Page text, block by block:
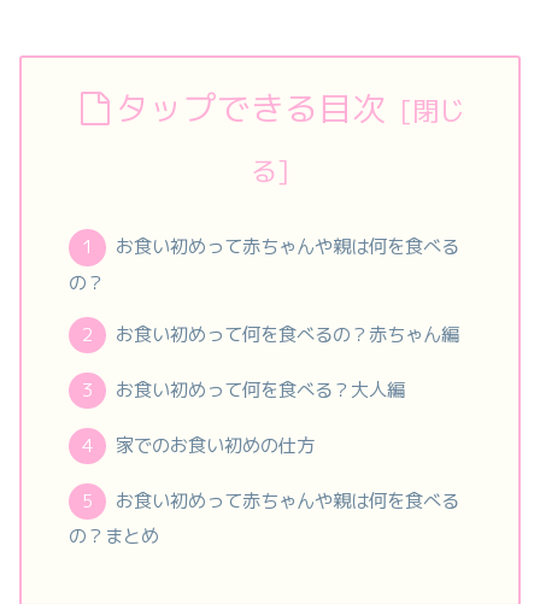
タップできる目次
お食い初めって赤ちゃんや親は何を食べる
の？
お食い初めって何を食べるの？赤ちゃん編
お食い初めって何を食べる？大人編
家でのお食い初めの仕方
お食い初めって赤ちゃんや親は何を食べる
の？まとめ